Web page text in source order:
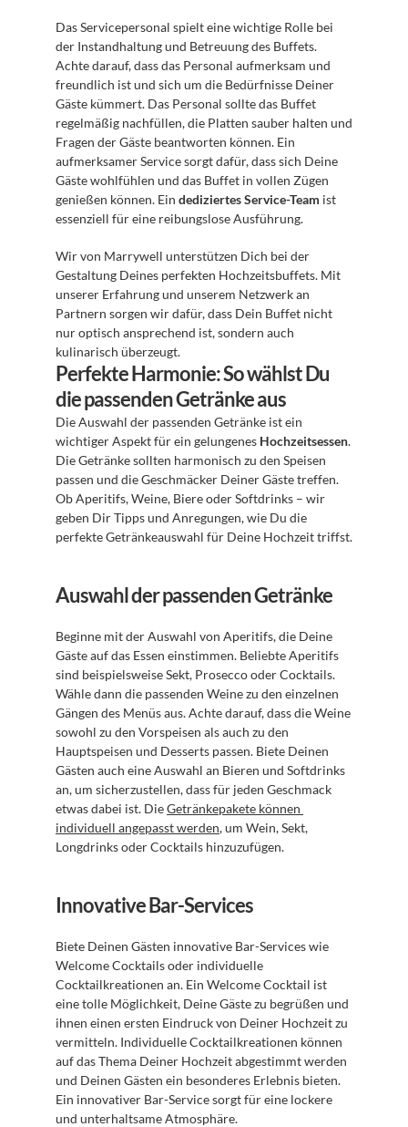
Das Servicepersonal spielt eine wichtige Rolle bei
der Instandhaltung und Betreuung des Buffets.
Achte darauf, dass das Personal aufmerksam und
freundlich ist und sich um die Bedürfnisse Deiner
Gäste kümmert. Das Personal sollte das Buffet
regelmäßig nachfüllen, die Platten sauber halten und
Fragen der Gäste beantworten können. Ein
aufmerksamer Service sorgt dafür, dass sich Deine
Gäste wohlfühlen und das Buffet in vollen Zügen
genießen können. Ein dediziertes Service-Team ist
essenziell für eine reibungslose Ausführung.
Wir von Marrywell unterstützen Dich bei der
Gestaltung Deines perfekten Hochzeitsbuffets. Mit
unserer Erfahrung und unserem Netzwerk an
Partnern sorgen wir dafür, dass Dein Buffet nicht
nur optisch ansprechend ist, sondern auch
kulinarisch überzeugt.
Perfekte Harmonie: So wählst Du
die passenden Getränke aus
Die Auswahl der passenden Getränke ist ein
wichtiger Aspekt für ein gelungenes Hochzeitsessen.
Die Getränke sollten harmonisch zu den Speisen
passen und die Geschmäcker Deiner Gäste treffen.
Ob Aperitifs, Weine, Biere oder Softdrinks – wir
geben Dir Tipps und Anregungen, wie Du die
perfekte Getränkeauswahl für Deine Hochzeit triffst.
Auswahl der passenden Getränke
Beginne mit der Auswahl von Aperitifs, die Deine
Gäste auf das Essen einstimmen. Beliebte Aperitifs
sind beispielsweise Sekt, Prosecco oder Cocktails.
Wähle dann die passenden Weine zu den einzelnen
Gängen des Menüs aus. Achte darauf, dass die Weine
sowohl zu den Vorspeisen als auch zu den
Hauptspeisen und Desserts passen. Biete Deinen
Gästen auch eine Auswahl an Bieren und Softdrinks
an, um sicherzustellen, dass für jeden Geschmack
etwas dabei ist. Die Getränkepakete können
individuell angepasst werden, um Wein, Sekt,
Longdrinks oder Cocktails hinzuzufügen.
Innovative Bar-Services
Biete Deinen Gästen innovative Bar-Services wie
Welcome Cocktails oder individuelle
Cocktailkreationen an. Ein Welcome Cocktail ist
eine tolle Möglichkeit, Deine Gäste zu begrüßen und
ihnen einen ersten Eindruck von Deiner Hochzeit zu
vermitteln. Individuelle Cocktailkreationen können
auf das Thema Deiner Hochzeit abgestimmt werden
und Deinen Gästen ein besonderes Erlebnis bieten.
Ein innovativer Bar-Service sorgt für eine lockere
und unterhaltsame Atmosphäre.